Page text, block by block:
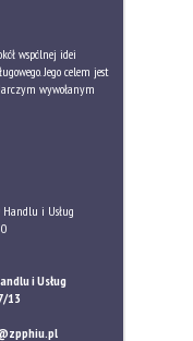
wspólnej idei
Jego celem jest
wywołanym
Handlu i Usług
i Usług
13